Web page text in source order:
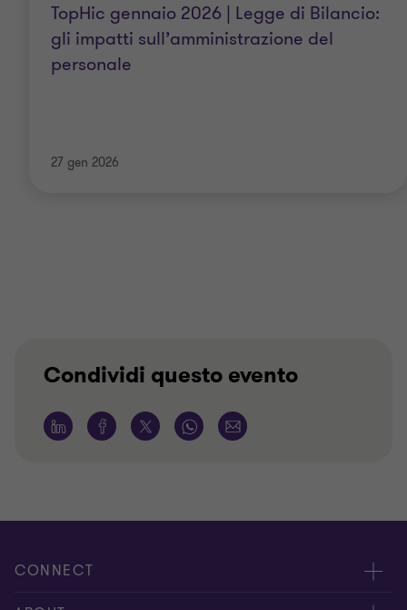
TopHic gennaio 2026 | Legge di Bilancio:
gli impatti sull’amministrazione del
personale
27 gen 2026
Condividi questo evento
CONNECT